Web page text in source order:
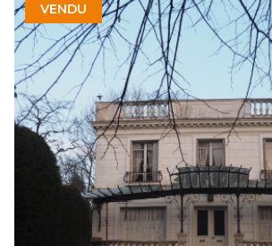
VENDU